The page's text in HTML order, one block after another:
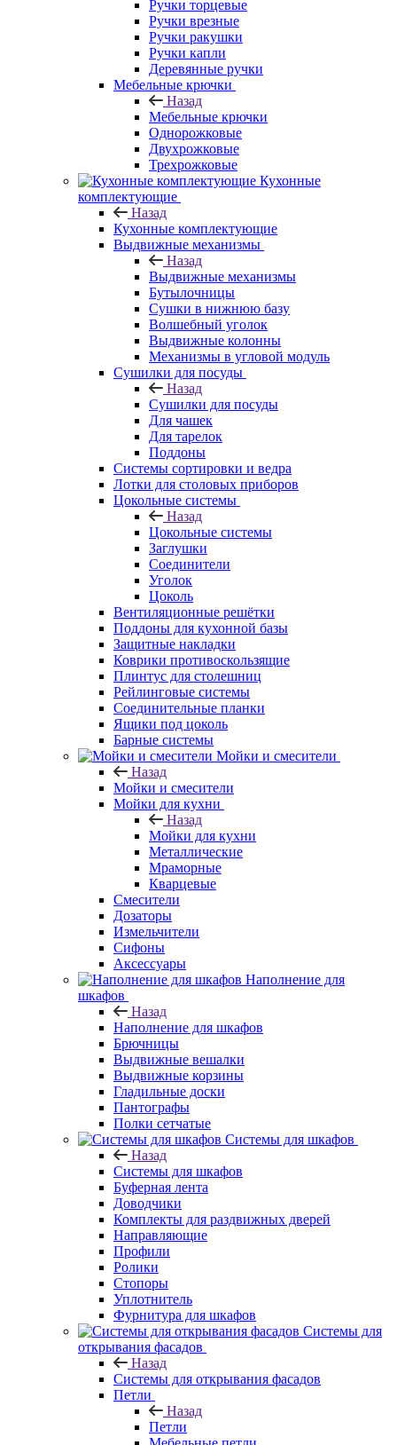
Ручки торцевые
Ручки врезные
Ручки ракушки
Ручки капли
Деревянные ручки
Мебельные крючки
Назад
Мебельные крючки
Однорожковые
Двухрожковые
Трехрожковые
Кухонные
комплектующие
Назад
Кухонные комплектующие
Выдвижные механизмы
Назад
Выдвижные механизмы
Бутылочницы
Сушки в нижнюю базу
Волшебный уголок
Выдвижные колонны
Механизмы в угловой модуль
Сушилки для посуды
Назад
Сушилки для посуды
Для чашек
Для тарелок
Поддоны
Системы сортировки и ведра
Лотки для столовых приборов
Цокольные системы
Назад
Цокольные системы
Заглушки
Соединители
Уголок
Цоколь
Вентиляционные решётки
Поддоны для кухонной базы
Защитные накладки
Коврики противоскользящие
Плинтус для столешниц
Рейлинговые системы
Соединительные планки
Ящики под цоколь
Барные системы
Мойки и смесители
Назад
Мойки и смесители
Мойки для кухни
Назад
Мойки для кухни
Металлические
Мраморные
Кварцевые
Смесители
Дозаторы
Измельчители
Сифоны
Аксессуары
Наполнение для
шкафов
Назад
Наполнение для шкафов
Брючницы
Выдвижные вешалки
Выдвижные корзины
Гладильные доски
Пантографы
Полки сетчатые
Системы для шкафов
Назад
Системы для шкафов
Буферная лента
Доводчики
Комплекты для раздвижных дверей
Направляющие
Профили
Ролики
Стопоры
Уплотнитель
Фурнитура для шкафов
Системы для
открывания фасадов
Назад
Системы для открывания фасадов
Петли
Назад
Петли